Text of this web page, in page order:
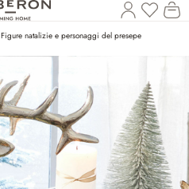
Hai 0Il
Figure natalizie e personaggi del presepe